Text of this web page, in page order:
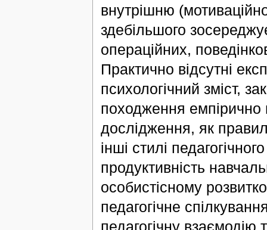
внутрішню
здебільшого
операційних,
Практично відсутні
психологічний зміст,
походження емпірично
дослідження, як
інші стилі
продуктивність
особистісному
педагогічне
педагогічну